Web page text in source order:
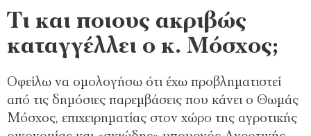
Τι και ποιους ακριβώς
καταγγέλλει ο κ. Μόσχος;
Οφείλω να ομολογήσω ότι έχω προβληματιστεί
από τις δημόσιες παρεμβάσεις που κάνει ο Θωμάς
Μόσχος, επιχειρηματίας στον χώρο της αγροτικής